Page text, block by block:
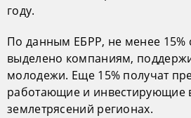
году.
По данным ЕБРР, не менее 15%
выделено компаниям,
молодежи. Еще 15% получат
работающие и инвестирующие
землетрясений регионах.